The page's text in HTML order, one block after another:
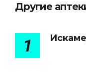
Другие
1